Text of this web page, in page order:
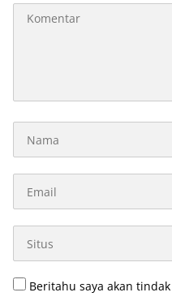
Beritahu saya akan